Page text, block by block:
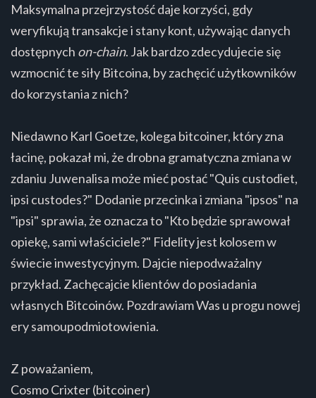
Maksymalna przejrzystość daje korzyści, gdy
weryfikują transakcje i stany kont, używając danych
dostępnych on-chain. Jak bardzo zdecydujecie się
wzmocnić te siły Bitcoina, by zachęcić użytkowników
do korzystania z nich?
Niedawno Karl Goetze, kolega bitcoiner, który zna
łacinę, pokazał mi, że drobna gramatyczna zmiana w
zdaniu Juwenalisa może mieć postać "Quis custodiet,
ipsi custodes?" Dodanie przecinka i zmiana "ipsos" na
"ipsi" sprawia, że oznacza to "Kto będzie sprawował
opiekę, sami właściciele?" Fidelity jest kolosem w
świecie inwestycyjnym. Dajcie niepodważalny
przykład. Zachęcajcie klientów do posiadania
własnych Bitcoinów. Pozdrawiam Was u progu nowej
ery samoupodmiotowienia.
Z poważaniem,
Cosmo Crixter (bitcoiner)